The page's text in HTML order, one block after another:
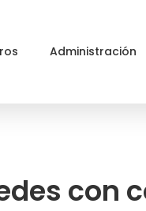
Administración
con